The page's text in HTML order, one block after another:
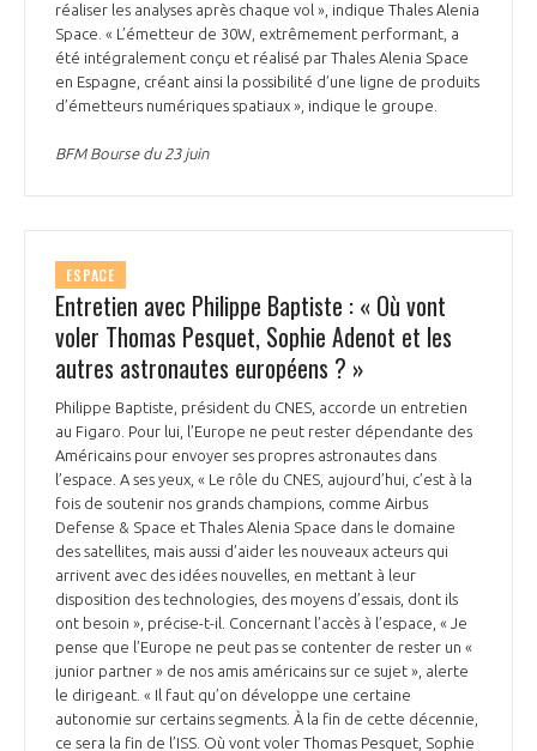
réaliser les analyses après chaque vol », indique Thales Alenia
Space. « L’émetteur de 30W, extrêmement performant, a
été intégralement conçu et réalisé par Thales Alenia Space
en Espagne, créant ainsi la possibilité d’une ligne de produits
d’émetteurs numériques spatiaux », indique le groupe.
BFM Bourse du 23 juin
ESPACE
Entretien avec Philippe Baptiste : « Où vont
voler Thomas Pesquet, Sophie Adenot et les
autres astronautes européens ? »
Philippe Baptiste, président du CNES, accorde un entretien
au Figaro. Pour lui, l’Europe ne peut rester dépendante des
Américains pour envoyer ses propres astronautes dans
l’espace. A ses yeux, « Le rôle du CNES, aujourd’hui, c’est à la
fois de soutenir nos grands champions, comme Airbus
Defense & Space et Thales Alenia Space dans le domaine
des satellites, mais aussi d’aider les nouveaux acteurs qui
arrivent avec des idées nouvelles, en mettant à leur
disposition des technologies, des moyens d’essais, dont ils
ont besoin », précise-t-il. Concernant l’accès à l’espace, « Je
pense que l’Europe ne peut pas se contenter de rester un «
junior partner » de nos amis américains sur ce sujet », alerte
le dirigeant. « Il faut qu’on développe une certaine
autonomie sur certains segments. À la fin de cette décennie,
ce sera la fin de l’ISS. Où vont voler Thomas Pesquet, Sophie